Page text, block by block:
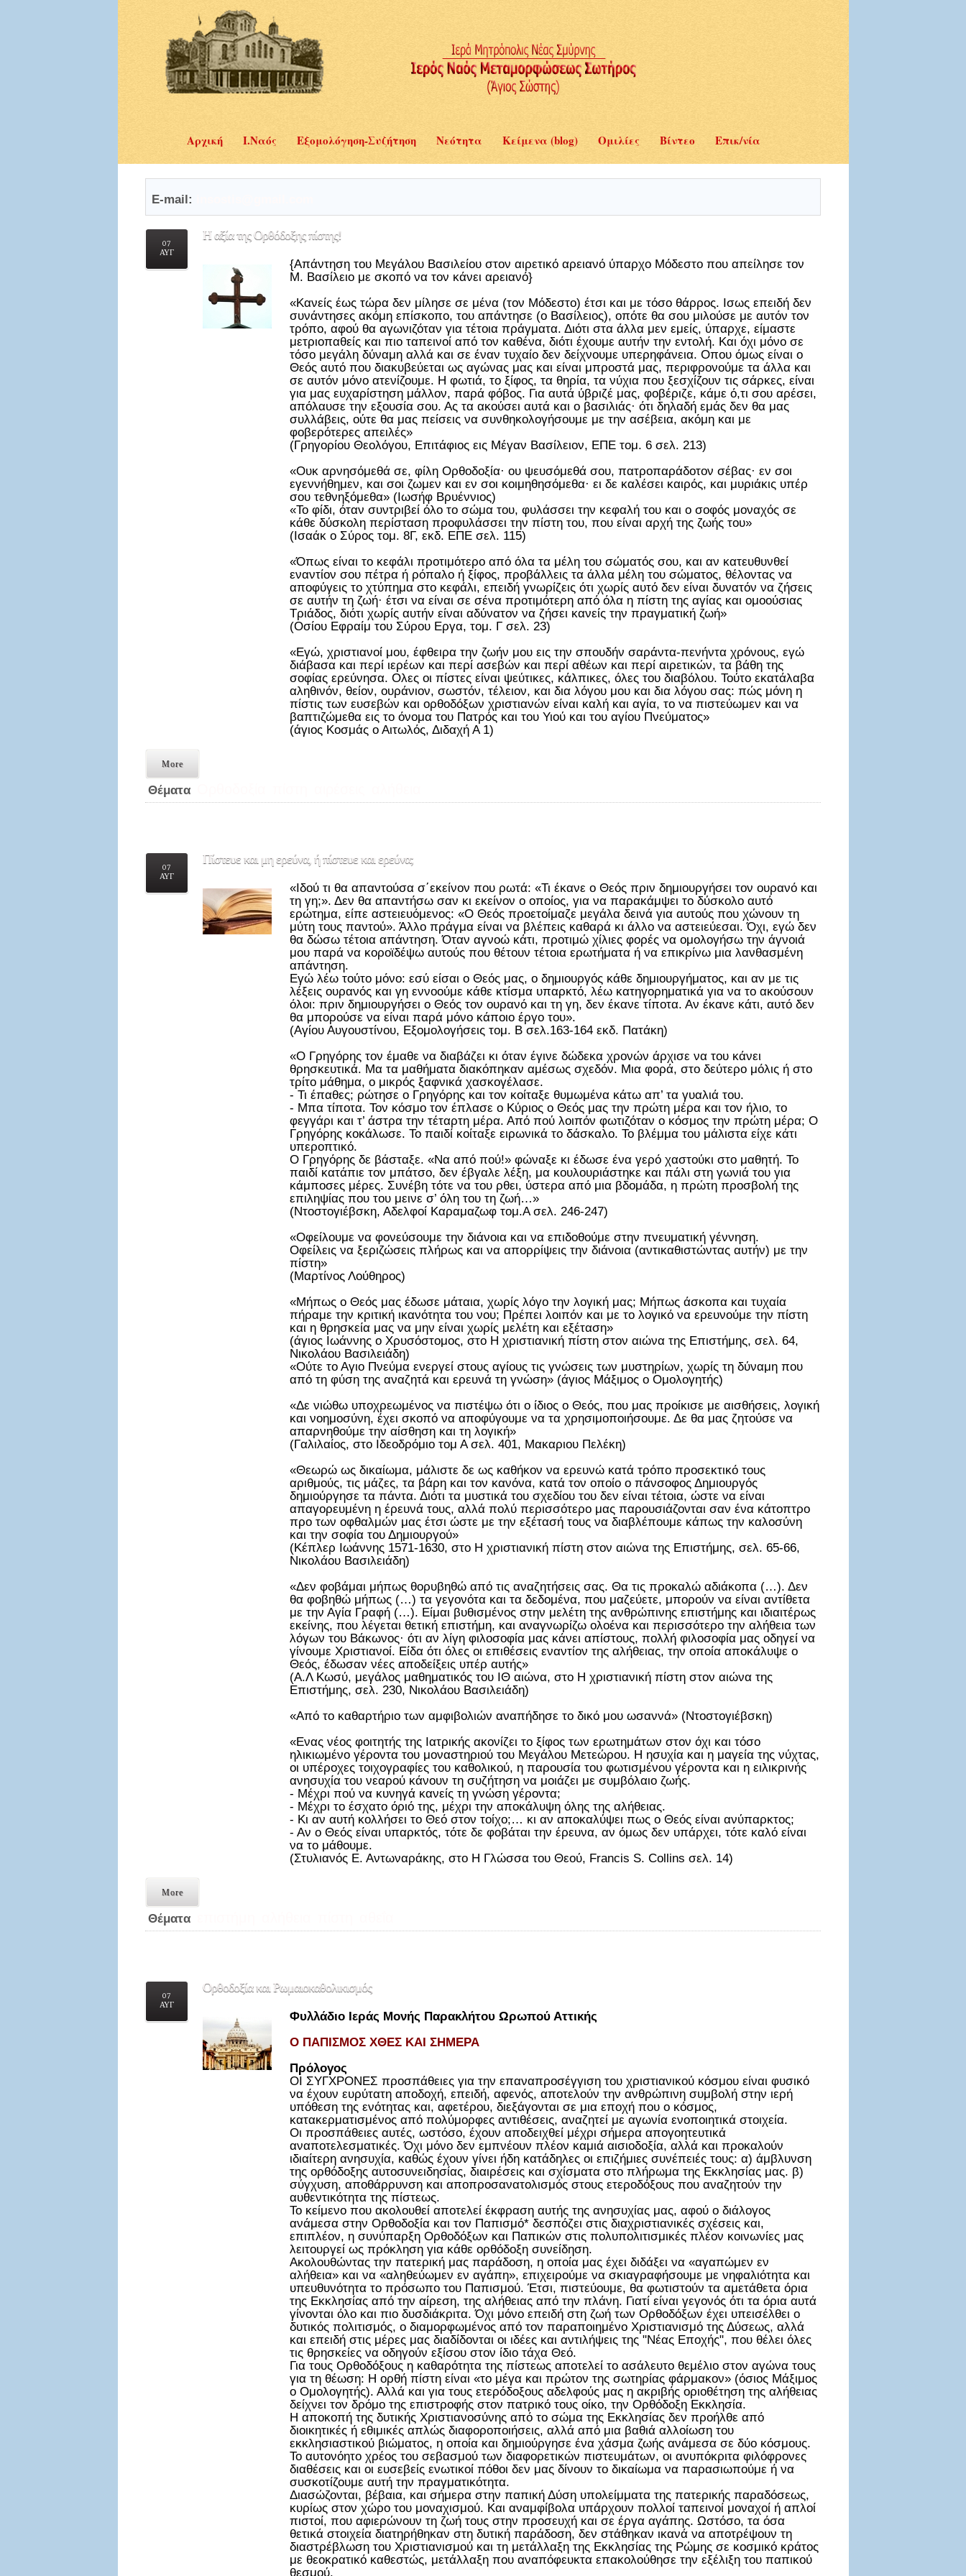
Αρχική Ι.Ναός Εξομολόγηση-Συζήτηση Νεότητα Κείμενα (blog) Ομιλίες Βίντεο Επικ/νία
E-mail:
07
ΑΥΓ
Ηαξία της Ορθόδοξης πίστης!
{Απάντηση του Μεγάλου Βασιλείου στον αιρετικό αρειανό ύπαρχο Μόδεστο που απείλησε τον
Μ. Βασίλειο με σκοπό να τον κάνει αρειανό}
«Κανείς έως τώρα δεν μίλησε σε μένα (τον Μόδεστο) έτσι και με τόσο θάρρος. Ισως επειδή δεν
συνάντησες ακόμη επίσκοπο, του απάντησε (ο Βασίλειος), οπότε θα σου μιλούσε με αυτόν τον
τρόπο, αφού θα αγωνιζόταν για τέτοια πράγματα. Διότι στα άλλα μεν εμείς, ύπαρχε, είμαστε
μετριοπαθείς και πιο ταπεινοί από τον καθένα, διότι έχουμε αυτήν την εντολή. Και όχι μόνο σε
τόσο μεγάλη δύναμη αλλά και σε έναν τυχαίο δεν δείχνουμε υπερηφάνεια. Οπου όμως είναι ο
Θεός αυτό που διακυβεύεται ως αγώνας μας και είναι μπροστά μας, περιφρονούμε τα άλλα και
σε αυτόν μόνο ατενίζουμε. Η φωτιά, το ξίφος, τα θηρία, τα νύχια που ξεσχίζουν τις σάρκες, είναι
για μας ευχαρίστηση μάλλον, παρά φόβος. Για αυτά ύβριζέ μας, φοβέριζε, κάμε ό,τι σου αρέσει,
απόλαυσε την εξουσία σου. Ας τα ακούσει αυτά και ο βασιλιάς· ότι δηλαδή εμάς δεν θα μας
συλλάβεις, ούτε θα μας πείσεις να συνθηκολογήσουμε με την ασέβεια, ακόμη και με
φοβερότερες απειλές»
(Γρηγορίου Θεολόγου, Επιτάφιος εις Μέγαν Βασίλειον, ΕΠΕ τομ. 6 σελ. 213)
«Ουκ αρνησόμεθά σε, φίλη Ορθοδοξία· ου ψευσόμεθά σου, πατροπαράδοτον σέβας· εν σοι
εγεννήθημεν, και σοι ζωμεν και εν σοι κοιμηθησόμεθα· ει δε καλέσει καιρός, και μυριάκις υπέρ
σου τεθνηξόμεθα» (Ιωσήφ Βρυέννιος)
«Το φίδι, όταν συντριβεί όλο το σώμα του, φυλάσσει την κεφαλή του και ο σοφός μοναχός σε
κάθε δύσκολη περίσταση προφυλάσσει την πίστη του, που είναι αρχή της ζωής του»
(Ισαάκ ο Σύρος τομ. 8Γ, εκδ. ΕΠΕ σελ. 115)
«Όπως είναι το κεφάλι προτιμότερο από όλα τα μέλη του σώματός σου, και αν κατευθυνθεί
εναντίον σου πέτρα ή ρόπαλο ή ξίφος, προβάλλεις τα άλλα μέλη του σώματος, θέλοντας να
αποφύγεις το χτύπημα στο κεφάλι, επειδή γνωρίζεις ότι χωρίς αυτό δεν είναι δυνατόν να ζήσεις
σε αυτήν τη ζωή· έτσι να είναι σε σένα προτιμότερη από όλα η πίστη της αγίας και ομοούσιας
Τριάδος, διότι χωρίς αυτήν είναι αδύνατον να ζήσει κανείς την πραγματική ζωή»
(Οσίου Εφραίμ του Σύρου Εργα, τομ. Γ σελ. 23)
«Εγώ, χριστιανοί μου, έφθειρα την ζωήν μου εις την σπουδήν σαράντα-πενήντα χρόνους, εγώ
διάβασα και περί ιερέων και περί ασεβών και περί αθέων και περί αιρετικών, τα βάθη της
σοφίας ερεύνησα. Ολες οι πίστες είναι ψεύτικες, κάλπικες, όλες του διαβόλου. Τούτο εκατάλαβα
αληθινόν, θείον, ουράνιον, σωστόν, τέλειον, και δια λόγου μου και δια λόγου σας: πώς μόνη η
πίστις των ευσεβών και ορθοδόξων χριστιανών είναι καλή και αγία, το να πιστεύωμεν και να
βαπτιζώμεθα εις το όνομα του Πατρός και του Υιού και του αγίου Πνεύματος»
(άγιος Κοσμάς ο Αιτωλός, Διδαχή Α 1)
More
Θέματα
07
ΑΥΓ
Πίστευε και μη ερεύνα, ή πίστευε και ερεύνα;
«Ιδού τι θα απαντούσα σ΄εκείνον που ρωτά: «Τι έκανε ο Θεός πριν δημιουργήσει τον ουρανό και
τη γη;». Δεν θα απαντήσω σαν κι εκείνον ο οποίος, για να παρακάμψει το δύσκολο αυτό
ερώτημα, είπε αστειευόμενος: «Ο Θεός προετοίμαζε μεγάλα δεινά για αυτούς που χώνουν τη
μύτη τους παντού». Άλλο πράγμα είναι να βλέπεις καθαρά κι άλλο να αστειεύεσαι. Όχι, εγώ δεν
θα δώσω τέτοια απάντηση. Όταν αγνοώ κάτι, προτιμώ χίλιες φορές να ομολογήσω την άγνοιά
μου παρά να κοροϊδέψω αυτούς που θέτουν τέτοια ερωτήματα ή να επικρίνω μια λανθασμένη
απάντηση.
Εγώ λέω τούτο μόνο: εσύ είσαι ο Θεός μας, ο δημιουργός κάθε δημιουργήματος, και αν με τις
λέξεις ουρανός και γη εννοούμε κάθε κτίσμα υπαρκτό, λέω κατηγορηματικά για να το ακούσουν
όλοι: πριν δημιουργήσει ο Θεός τον ουρανό και τη γη, δεν έκανε τίποτα. Αν έκανε κάτι, αυτό δεν
θα μπορούσε να είναι παρά μόνο κάποιο έργο του».
(Αγίου Αυγουστίνου, Εξομολογήσεις τομ. Β σελ.163-164 εκδ. Πατάκη)
«Ο Γρηγόρης τον έμαθε να διαβάζει κι όταν έγινε δώδεκα χρονών άρχισε να του κάνει
θρησκευτικά. Μα τα μαθήματα διακόπηκαν αμέσως σχεδόν. Μια φορά, στο δεύτερο μόλις ή στο
τρίτο μάθημα, ο μικρός ξαφνικά χασκογέλασε.
- Τι έπαθες; ρώτησε ο Γρηγόρης και τον κοίταξε θυμωμένα κάτω απ’ τα γυαλιά του.
- Μπα τίποτα. Τον κόσμο τον έπλασε ο Κύριος ο Θεός μας την πρώτη μέρα και τον ήλιο, το
φεγγάρι και τ’ άστρα την τέταρτη μέρα. Από πού λοιπόν φωτιζόταν ο κόσμος την πρώτη μέρα; Ο
Γρηγόρης κοκάλωσε. Το παιδί κοίταξε ειρωνικά το δάσκαλο. Το βλέμμα του μάλιστα είχε κάτι
υπεροπτικό.
Ο Γρηγόρης δε βάσταξε. «Να από πού!» φώναξε κι έδωσε ένα γερό χαστούκι στο μαθητή. Το
παιδί κατάπιε τον μπάτσο, δεν έβγαλε λέξη, μα κουλουριάστηκε και πάλι στη γωνιά του για
κάμποσες μέρες. Συνέβη τότε να του ρθει, ύστερα από μια βδομάδα, η πρώτη προσβολή της
επιληψίας που του μεινε σ’ όλη του τη ζωή…»
(Ντοστογιέβσκη, Αδελφοί Καραμαζωφ τομ.Α σελ. 246-247)
«Οφείλουμε να φονεύσουμε την διάνοια και να επιδοθούμε στην πνευματική γέννηση.
Οφείλεις να ξεριζώσεις πλήρως και να απορρίψεις την διάνοια (αντικαθιστώντας αυτήν) με την
πίστη»
(Μαρτίνος Λούθηρος)
«Μήπως ο Θεός μας έδωσε μάταια, χωρίς λόγο την λογική μας; Μήπως άσκοπα και τυχαία
πήραμε την κριτική ικανότητα του νου; Πρέπει λοιπόν και με το λογικό να ερευνούμε την πίστη
και η θρησκεία μας να μην είναι χωρίς μελέτη και εξέταση»
(άγιος Ιωάννης ο Χρυσόστομος, στο Η χριστιανική πίστη στον αιώνα της Επιστήμης, σελ. 64,
Νικολάου Βασιλειάδη)
«Ούτε το Αγιο Πνεύμα ενεργεί στους αγίους τις γνώσεις των μυστηρίων, χωρίς τη δύναμη που
από τη φύση της αναζητά και ερευνά τη γνώση» (άγιος Μάξιμος ο Ομολογητής)
«Δε νιώθω υποχρεωμένος να πιστέψω ότι ο ίδιος ο Θεός, που μας προίκισε με αισθήσεις, λογική
και νοημοσύνη, έχει σκοπό να αποφύγουμε να τα χρησιμοποιήσουμε. Δε θα μας ζητούσε να
απαρνηθούμε την αίσθηση και τη λογική»
(Γαλιλαίος, στο Ιδεοδρόμιο τομ Α σελ. 401, Μακαριου Πελέκη)
«Θεωρώ ως δικαίωμα, μάλιστε δε ως καθήκον να ερευνώ κατά τρόπο προσεκτικό τους
αριθμούς, τις μάζες, τα βάρη και τον κανόνα, κατά τον οποίο ο πάνσοφος Δημιουργός
δημιούργησε τα πάντα. Διότι τα μυστικά του σχεδίου του δεν είναι τέτοια, ώστε να είναι
απαγορευμένη η έρευνά τους, αλλά πολύ περισσότερο μας παρουσιάζονται σαν ένα κάτοπτρο
προ των οφθαλμών μας έτσι ώστε με την εξέτασή τους να διαβλέπουμε κάπως την καλοσύνη
και την σοφία του Δημιουργού»
(Κέπλερ Ιωάννης 1571-1630, στο Η χριστιανική πίστη στον αιώνα της Επιστήμης, σελ. 65-66,
Νικολάου Βασιλειάδη)
«Δεν φοβάμαι μήπως θορυβηθώ από τις αναζητήσεις σας. Θα τις προκαλώ αδιάκοπα (…). Δεν
θα φοβηθώ μήπως (…) τα γεγονότα και τα δεδομένα, που μαζεύετε, μπορούν να είναι αντίθετα
με την Αγία Γραφή (…). Είμαι βυθισμένος στην μελέτη της ανθρώπινης επιστήμης και ιδιαιτέρως
εκείνης, που λέγεται θετική επιστήμη, και αναγνωρίζω ολοένα και περισσότερο την αλήθεια των
λόγων του Βάκωνος· ότι αν λίγη φιλοσοφία μας κάνει απίστους, πολλή φιλοσοφία μας οδηγεί να
γίνουμε Χριστιανοί. Είδα ότι όλες οι επιθέσεις εναντίον της αλήθειας, την οποία αποκάλυψε ο
Θεός, έδωσαν νέες αποδείξεις υπέρ αυτής»
(Α.Λ Κωσύ, μεγάλος μαθηματικός του ΙΘ αιώνα, στο Η χριστιανική πίστη στον αιώνα της
Επιστήμης, σελ. 230, Νικολάου Βασιλειάδη)
«Από το καθαρτήριο των αμφιβολιών αναπήδησε το δικό μου ωσαννά» (Ντοστογιέβσκη)
«Ενας νέος φοιτητής της Ιατρικής ακονίζει το ξίφος των ερωτημάτων στον όχι και τόσο
ηλικιωμένο γέροντα του μοναστηριού του Μεγάλου Μετεώρου. Η ησυχία και η μαγεία της νύχτας,
οι υπέροχες τοιχογραφίες του καθολικού, η παρουσία του φωτισμένου γέροντα και η ειλικρινής
ανησυχία του νεαρού κάνουν τη συζήτηση να μοιάζει με συμβόλαιο ζωής.
- Μέχρι πού να κυνηγά κανείς τη γνώση γέροντα;
- Μέχρι το έσχατο όριό της, μέχρι την αποκάλυψη όλης της αλήθειας.
- Κι αν αυτή κολλήσει το Θεό στον τοίχο;… κι αν αποκαλύψει πως ο Θεός είναι ανύπαρκτος;
- Αν ο Θεός είναι υπαρκτός, τότε δε φοβάται την έρευνα, αν όμως δεν υπάρχει, τότε καλό είναι
να το μάθουμε.
(Στυλιανός Ε. Αντωναράκης, στο Η Γλώσσα του Θεού, Francis S. Collins σελ. 14)
More
Θέματα
07
ΑΥΓ
Ορθοδοξίακαι Ρωμαιοκαθολικισμός
Φυλλάδιο Ιεράς Μονής Παρακλήτου Ωρωπού Αττικής
Ο ΠΑΠΙΣΜΟΣ ΧΘΕΣ ΚΑΙ ΣΗΜΕΡΑ
Πρόλογος
ΟΙ ΣΥΓΧΡΟΝΕΣ προσπάθειες για την επαναπροσέγγιση του χριστιανικού κόσμου είναι φυσικό
να έχουν ευρύτατη αποδοχή, επειδή, αφενός, αποτελούν την ανθρώπινη συμβολή στην ιερή
υπόθεση της ενότητας και, αφετέρου, διεξάγονται σε μια εποχή που ο κόσμος,
κατακερματισμένος από πολύμορφες αντιθέσεις, αναζητεί με αγωνία ενοποιητικά στοιχεία.
Οι προσπάθειες αυτές, ωστόσο, έχουν αποδειχθεί μέχρι σήμερα απογοητευτικά
αναποτελεσματικές. Όχι μόνο δεν εμπνέουν πλέον καμιά αισιοδοξία, αλλά και προκαλούν
ιδιαίτερη ανησυχία, καθώς έχουν γίνει ήδη κατάδηλες οι επιζήμιες συνέπειές τους: α) άμβλυνση
της ορθόδοξης αυτοσυνειδησίας, διαιρέσεις και σχίσματα στο πλήρωμα της Εκκλησίας μας. β)
σύγχυση, αποθάρρυνση και αποπροσανατολισμός στους ετεροδόξους που αναζητούν την
αυθεντικότητα της πίστεως.
Το κείμενο που ακολουθεί αποτελεί έκφραση αυτής της ανησυχίας μας, αφού ο διάλογος
ανάμεσα στην Ορθοδοξία και τον Παπισμό* δεσπόζει στις διαχριστιανικές σχέσεις και,
επιπλέον, η συνύπαρξη Ορθοδόξων και Παπικών στις πολυπολιτισμικές πλέον κοινωνίες μας
λειτουργεί ως πρόκληση για κάθε ορθόδοξη συνείδηση.
Ακολουθώντας την πατερική μας παράδοση, η οποία μας έχει διδάξει να «αγαπώμεν εν
αλήθεια» και να «αληθεύωμεν εν αγάπη», επιχειρούμε να σκιαγραφήσουμε με νηφαλιότητα και
υπευθυνότητα το πρόσωπο του Παπισμού. Έτσι, πιστεύουμε, θα φωτιστούν τα αμετάθετα όρια
της Εκκλησίας από την αίρεση, της αλήθειας από την πλάνη. Γιατί είναι γεγονός ότι τα όρια αυτά
γίνονται όλο και πιο δυσδιάκριτα. Όχι μόνο επειδή στη ζωή των Ορθοδόξων έχει υπεισέλθει ο
δυτικός πολιτισμός, ο διαμορφωμένος από τον παραποιημένο Χριστιανισμό της Δύσεως, αλλά
και επειδή στις μέρες μας διαδίδονται οι ιδέες και αντιλήψεις της "Νέας Εποχής", που θέλει όλες
τις θρησκείες να οδηγούν εξίσου στον ίδιο τάχα Θεό.
Για τους Ορθοδόξους η καθαρότητα της πίστεως αποτελεί το ασάλευτο θεμέλιο στον αγώνα τους
για τη θέωση: Η ορθή πίστη είναι «το μέγα και πρώτον της σωτηρίας φάρμακον» (όσιος Μάξιμος
ο Ομολογητής). Αλλά και για τους ετερόδοξους αδελφούς μας η ακριβής οριοθέτηση της αλήθειας
δείχνει τον δρόμο της επιστροφής στον πατρικό τους οίκο, την Ορθόδοξη Εκκλησία.
Η αποκοπή της δυτικής Χριστιανοσύνης από το σώμα της Εκκλησίας δεν προήλθε από
διοικητικές ή εθιμικές απλώς διαφοροποιήσεις, αλλά από μια βαθιά αλλοίωση του
εκκλησιαστικού βιώματος, η οποία και δημιούργησε ένα χάσμα ζωής ανάμεσα σε δύο κόσμους.
Το αυτονόητο χρέος του σεβασμού των διαφορετικών πιστευμάτων, οι ανυπόκριτα φιλόφρονες
διαθέσεις και οι ευσεβείς ενωτικοί πόθοι δεν μας δίνουν το δικαίωμα να παρασιωπούμε ή να
συσκοτίζουμε αυτή την πραγματικότητα.
Διασώζονται, βέβαια, και σήμερα στην παπική Δύση υπολείμματα της πατερικής παραδόσεως,
κυρίως στον χώρο του μοναχισμού. Και αναμφίβολα υπάρχουν πολλοί ταπεινοί μοναχοί ή απλοί
πιστοί, που αφιερώνουν τη ζωή τους στην προσευχή και σε έργα αγάπης. Ωστόσο, τα όσα
θετικά στοιχεία διατηρήθηκαν στη δυτική παράδοση, δεν στάθηκαν ικανά να αποτρέψουν τη
διαστρέβλωση του Χριστιανισμού και τη μετάλλαξη της Εκκλησίας της Ρώμης σε κοσμικό κράτος
με θεοκρατικό καθεστώς, μετάλλαξη που αναπόφευκτα επακολούθησε την εξέλιξη του παπικού
θεσμού.